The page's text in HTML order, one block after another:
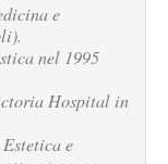
e
nel 1995
Hospital in
e